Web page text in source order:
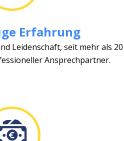
Erfahrung
Leidenschaft, seit mehr als 20
Ansprechpartner.